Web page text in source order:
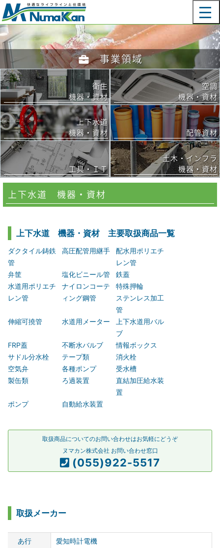
メインコンテンツに移動
事業領域
衛生
機器・資材
空調
機器・資材
上下水道
機器・資材
配管資材
工具・ＩＴ
土木・インフラ
機器・資材
上下水道 機器・資材
上下水道 機器・資材 主要取扱商品一覧
ダクタイル鋳鉄
管
高圧配管用継手
配水用ポリエチ
レン管
弁筐
塩化ビニール管
鉄蓋
水道用ポリエチ
レン管
ナイロンコーテ
ィング鋼管
特殊押輪
ステンレス加工
管
伸縮可撓管
水道用メーター
上下水道用バル
ブ
FRP蓋
不断水バルブ
情報ボックス
サドル分水栓
テープ類
消火栓
空気弁
各種ポンプ
受水槽
製缶類
ろ過装置
直結加圧給水装
置
ポンプ
自動給水装置
取扱商品についてのお問い合わせはお気軽にどうぞ
ヌマカン株式会社 お問い合わせ窓口
(055)922-5517
取扱メーカー
あ行
愛知時計電機